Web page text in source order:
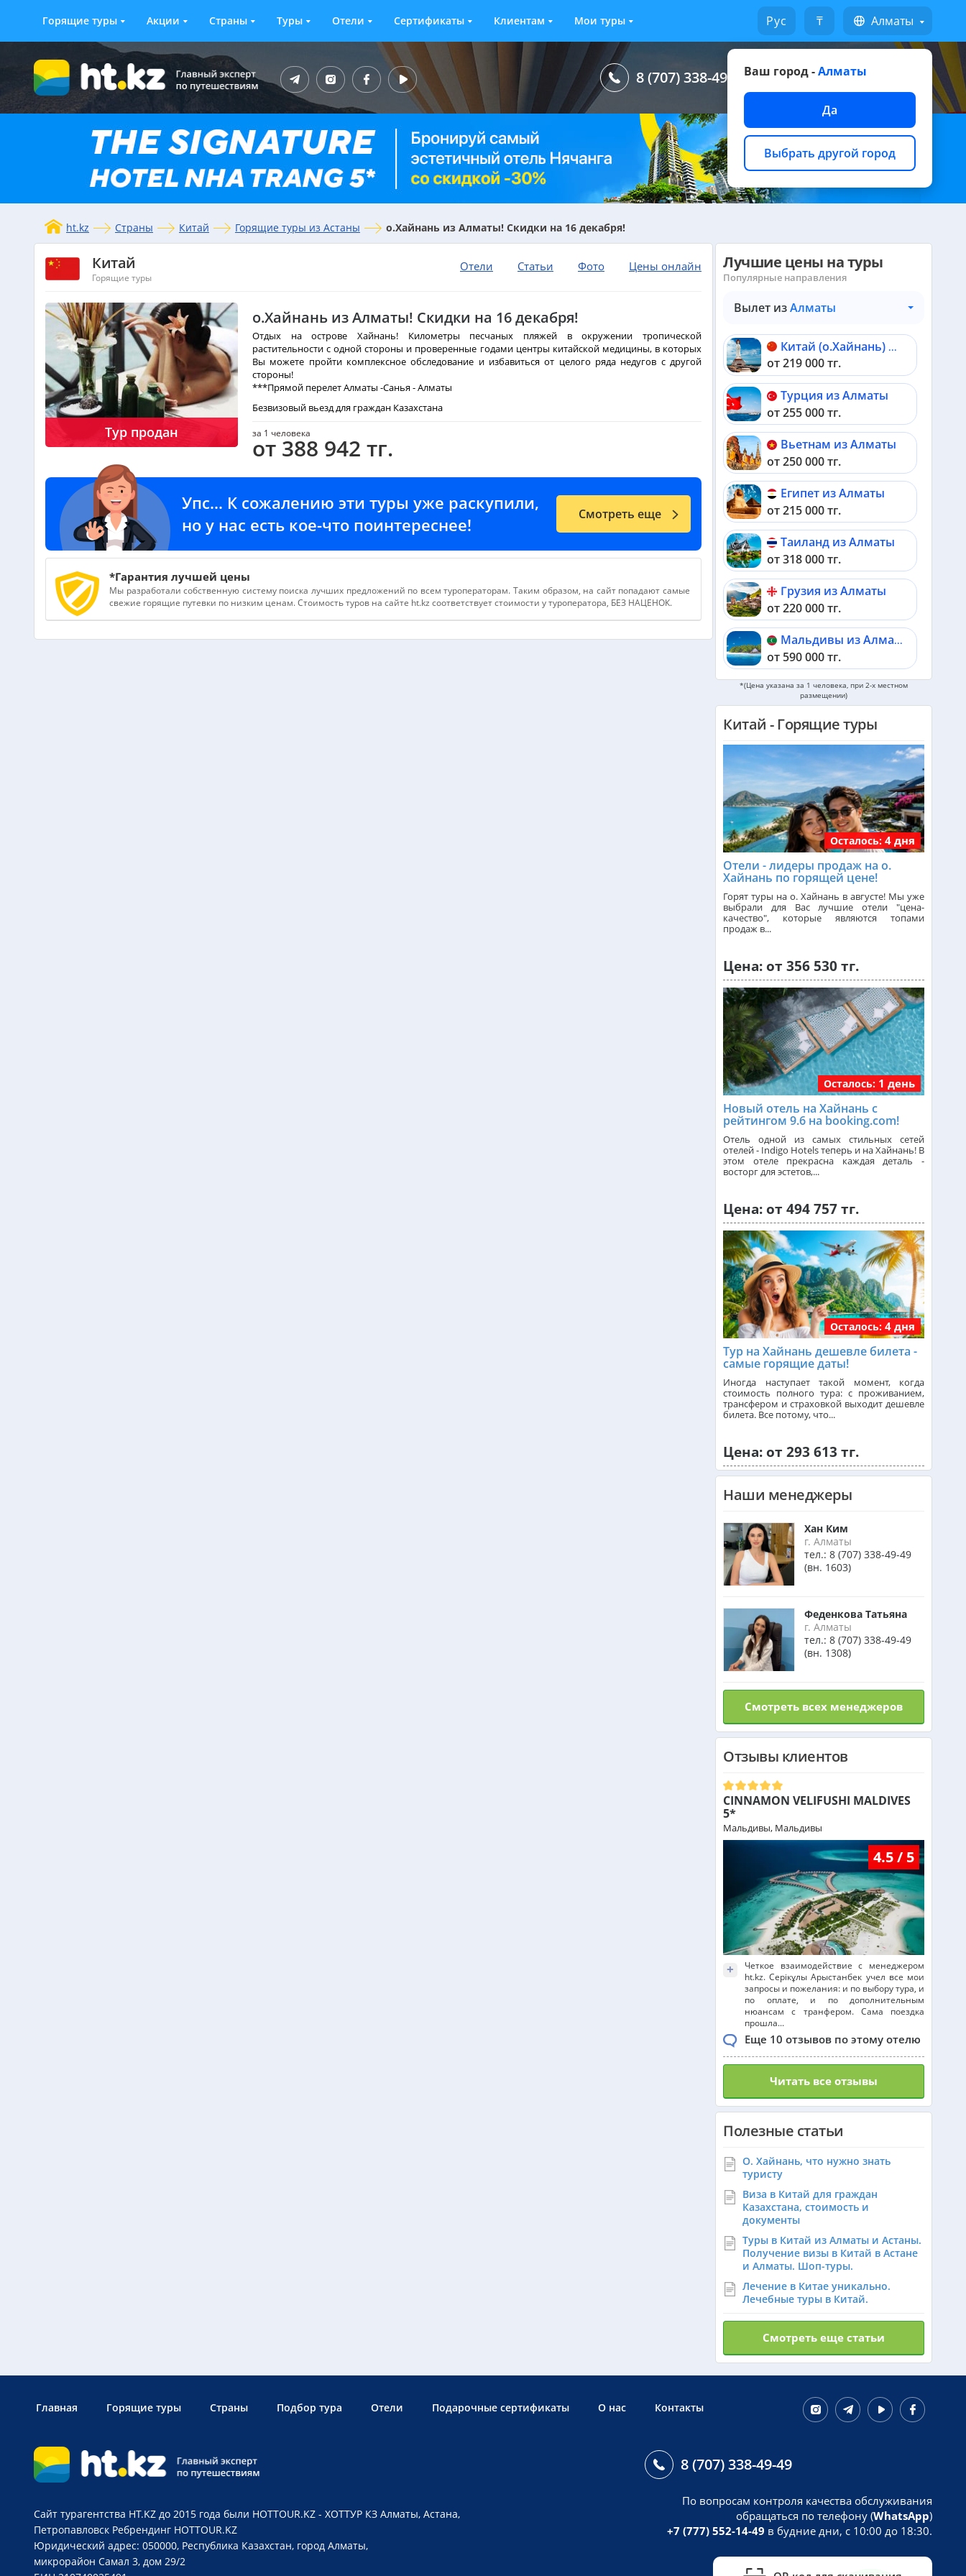
Горящие туры Акции Страны Туры Отели Сертификаты Клиентам Мои туры Русский ₸ Алматы
Ваш город -Алматы
Да
Выбрать другой город
8 (707) 338-49-49 Написать на WhatsApp
ht.kz Страны Китай Горящие туры из Астаны о.Хайнань из Алматы! Скидки на 16 декабря!
Отели Статьи Фото Цены онлайн
Китай
Горящие туры
Тур продан
о.Хайнань из Алматы! Скидки на 16 декабря!
Отдых на острове Хайнань! Километры песчаных пляжей в окружении тропической
растительности с одной стороны и проверенные годами центры китайской медицины, в которых
Вы можете пройти комплексное обследование и избавиться от целого ряда недугов с другой
стороны!
***Прямой перелет Алматы -Санья - Алматы
Безвизовый вьезд для граждан Казахстана
за 1 человека
от 388 942 тг.
Упс... К сожалению эти туры уже раскупили,
но у нас есть кое-что поинтереснее!
Смотреть еще
*Гарантия лучшей цены
Мы разработали собственную систему поиска лучших предложений по всем туроператорам. Таким образом, на сайт попадают самые
свежие горящие путевки по низким ценам. Стоимость туров на сайте ht.kz соответствует стоимости у туроператора, БЕЗ НАЦЕНОК.
Лучшие цены на туры
Популярные направления
Вылет изАлматы
Китай (о.Хайнань) из Алматы
от 219 000 тг.
Турция из Алматы
от 255 000 тг.
Вьетнам из Алматы
от 250 000 тг.
Египет из Алматы
от 215 000 тг.
Таиланд из Алматы
от 318 000 тг.
Грузия из Алматы
от 220 000 тг.
Мальдивы из Алматы
от 590 000 тг.
Черногория из Алматы
от 533 000 тг.
ОАЭ из Алматы
от 254 000 тг.
Кипр из Алматы
от 342 000 тг.
Шри-Ланка из Алматы
от 562 000 тг.
Катар из Алматы
от 335 000 тг.
Малайзия из Алматы
от 385 000 тг.
Индия (ГОА) из Алматы
Италия из Алматы
Чехия из Алматы
Сейшелы из Алматы
Франция из Алматы
Болгария из Алматы
Сингапур из Алматы
Танзания из Алматы
Венгрия из Алматы
Израиль из Алматы
Маврикий из Алматы
*(Цена указана за 1 человека, при 2-х местном
размещении)
Китай - Горящие туры
Осталось: 4 дня
Отели - лидеры продаж на о.
Хайнань по горящей цене!
Горят туры на о. Хайнань в августе! Мы уже
выбрали для Вас лучшие отели "цена-
качество", которые являются топами
продаж в...
Цена: от 356 530 тг.
Осталось: 1 день
Новый отель на Хайнань с
рейтингом 9.6 на booking.com!
Отель одной из самых стильных сетей
отелей - Indigo Hotels теперь и на Хайнань! В
этом отеле прекрасна каждая деталь -
восторг для эстетов,...
Цена: от 494 757 тг.
Осталось: 4 дня
Тур на Хайнань дешевле билета -
самые горящие даты!
Иногда наступает такой момент, когда
стоимость полного тура: с проживанием,
трансфером и страховкой выходит дешевле
билета. Все потому, что...
Цена: от 293 613 тг.
Наши менеджеры
Хан Ким
г. Алматы
тел.: 8 (707) 338-49-49
(вн. 1603)
Феденкова Татьяна
г. Алматы
тел.: 8 (707) 338-49-49
(вн. 1308)
Смотреть всех менеджеров
Отзывы клиентов
CINNAMON VELIFUSHI MALDIVES
5*
Мальдивы, Мальдивы
4.5 / 5
+
Четкое взаимодействие с менеджером
ht.kz. Серікұлы Арыстанбек учел все мои
запросы и пожелания: и по выбору тура, и
по оплате, и по дополнительным
нюансам с транфером. Сама поездка
прошла...
Еще 10 отзывов по этому отелю
Читать все отзывы
Полезные статьи
О. Хайнань, что нужно знать
туристу
Виза в Китай для граждан
Казахстана, стоимость и
документы
Туры в Китай из Алматы и Астаны.
Получение визы в Китай в Астане
и Алматы. Шоп-туры.
Лечение в Китае уникально.
Лечебные туры в Китай.
Смотреть еще статьи
Главная Горящие туры Страны Подбор тура Отели Подарочные сертификаты О нас Контакты
Сайт турагентства HT.KZ до 2015 года были HOTTOUR.KZ - ХОТТУР КЗ Алматы, Астана,
Петропавловск Ребрендинг HOTTOUR.KZ
Юридический адрес: 050000, Республика Казахстан, город Алматы,
микрорайон Самал 3, дом 29/2
8 (707) 338-49-49
По вопросам контроля качества обслуживания
обращаться по телефону (WhatsApp)
+7 (777) 552-14-49 в будние дни, с 10:00 до 18:30.